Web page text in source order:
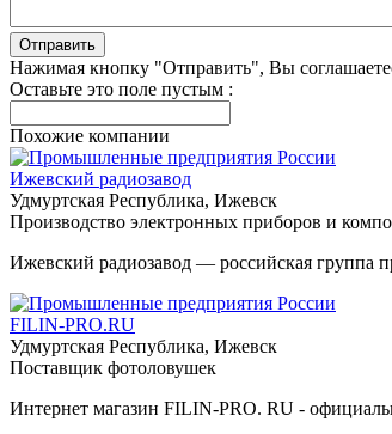
Нажимая кнопку "Отправить", Вы
Оставьте это поле пустым :
Похожие компании
Ижевский радиозавод
Удмуртская Республика, Ижевск
Производство электронных приборов и
Ижевский радиозавод — российская группа
FILIN-PRO.RU
Удмуртская Республика, Ижевск
Поставщик фотоловушек
Интернет магазин FILIN-PRO. RU -